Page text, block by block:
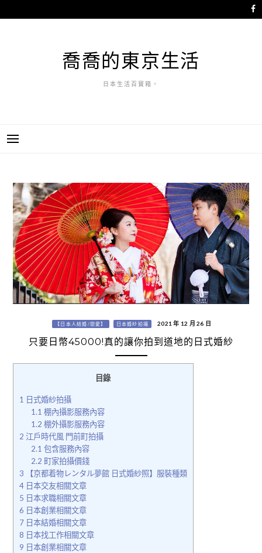
至
喬喬的東京生活
日本生活百寶箱。
【日本人結婚/戀愛】 日本婚紗拍攝 2021 年 12 月 26 日
只要日幣45000!真的讓你拍到道地的日式婚紗
目錄
1 日式婚紗拍攝
1.1 棚內攝影服務內容
1.2 棚外攝影服務內容
2 江戶時代風 門前町拍攝
2.1 包含服務內容
2.2 町家拍攝價錢
3 【京都着物レンタル夢館 日式婚紗照】服裝種類
4日本交友相關文章
5 日本求職相關文章
6 日本創業相關文章
7日本結婚相關文章
8 日本找工作相關文章
9 日本創業相關文章